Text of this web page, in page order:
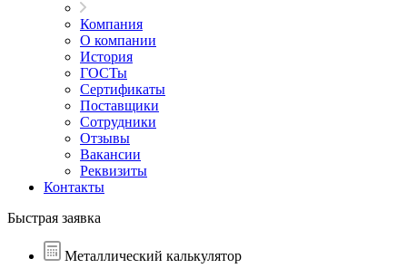
Компания
О компании
История
ГОСТы
Сертификаты
Поставщики
Сотрудники
Отзывы
Вакансии
Реквизиты
Контакты
Быстрая заявка
Металлический калькулятор